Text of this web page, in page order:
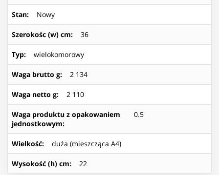
Stan: Nowy
Szerokośc (w) cm: 36
Typ: wielokomorowy
Waga brutto g: 2 134
Waga netto g: 2 110
Waga produktu z opakowaniem
jednostkowym:
0.5
Wielkość: duża (mieszcząca A4)
Wysokość (h) cm: 22